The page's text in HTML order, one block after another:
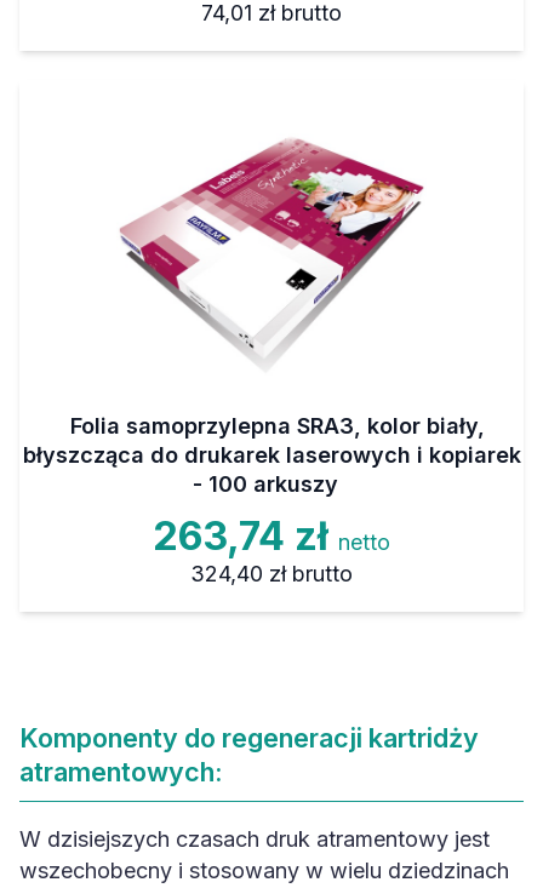
74,01 zł brutto
Folia samoprzylepna SRA3, kolor biały,
błyszcząca do drukarek laserowych i kopiarek
- 100 arkuszy
263,74 zł netto
324,40 zł brutto
Komponenty do regeneracji kartridży
atramentowych:
W dzisiejszych czasach druk atramentowy jest
wszechobecny i stosowany w wielu dziedzinach